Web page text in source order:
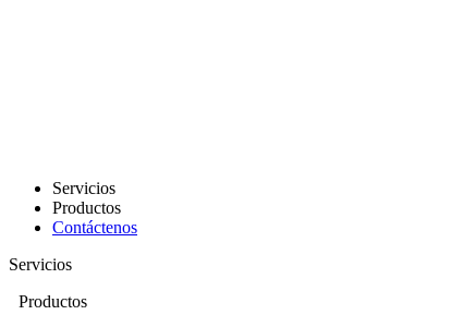
Servicios
Productos
Contáctenos
Servicios
Productos